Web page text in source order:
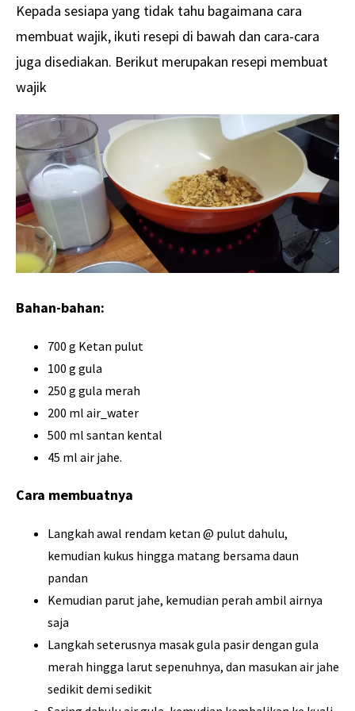
Kepada sesiapa yang tidak tahu bagaimana cara
membuat wajik, ikuti resepi di bawah dan cara-cara
juga disediakan. Berikut merupakan resepi membuat
wajik
Bahan-bahan:
700 g Ketan pulut
100 g gula
250 g gula merah
200 ml air_water
500 ml santan kental
45 ml air jahe.
Cara membuatnya
Langkah awal rendam ketan @ pulut dahulu,
kemudian kukus hingga matang bersama daun
pandan
Kemudian parut jahe, kemudian perah ambil airnya
saja
Langkah seterusnya masak gula pasir dengan gula
merah hingga larut sepenuhnya, dan masukan air jahe
sedikit demi sedikit